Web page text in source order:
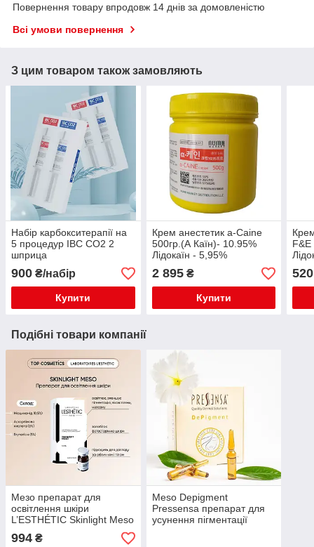
Повернення товару впродовж 14 днів за домовленістю
Всі умови повернення
З цим товаром також замовляють
Набір карбокситерапії на
5 процедур IBC CO2 2
шприца
900 ₴/набір
Купити
Крем анестетик a-Caine
500гр.(А Каїн)- 10.95%
Лідокаїн - 5,95%
Прилокаїн - 5% (Відео)
2 895₴
Купити
F&E
520
Подібні товари компанії
Мезо препарат для
освітлення шкіри
L’ESTHÉTIC Skinlight Meso
994 ₴
Meso Depigment
Pressensa препарат для
усунення пігментації